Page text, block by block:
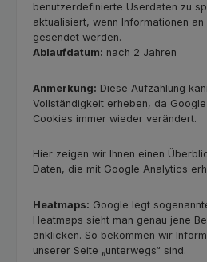
benutzerdefinierte Userdaten zu
aktualisiert, wenn Informationen
gesendet werden.
Ablaufdatum: nach 2 Jahren
Anmerkung: Diese Aufzählung
Vollständigkeit erheben, da
Cookies immer wieder verändert.
Hier zeigen wir Ihnen einen
Daten, die mit Google Analytics
Heatmaps: Google legt
Heatmaps sieht man genau jene
anklicken. So bekommen wir
unserer Seite „unterwegs“ sind.